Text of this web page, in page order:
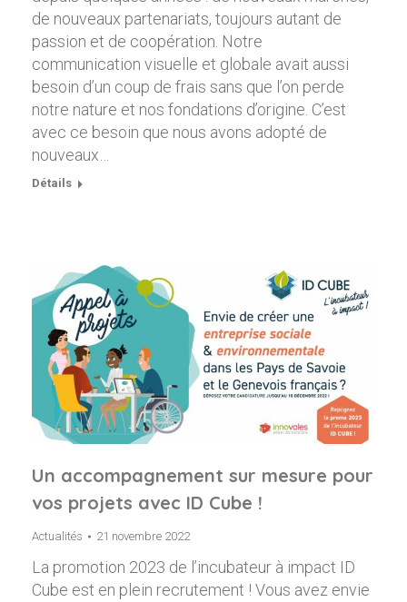
de nouveaux partenariats, toujours autant de
passion et de coopération. Notre
communication visuelle et globale avait aussi
besoin d’un coup de frais sans que l’on perde
notre nature et nos fondations d’origine. C’est
avec ce besoin que nous avons adopté de
nouveaux…
Détails
Un accompagnement sur mesure pour
vos projets avec ID Cube !
Actualités 21 novembre 2022
La promotion 2023 de l’incubateur à impact ID
Cube est en plein recrutement ! Vous avez envie